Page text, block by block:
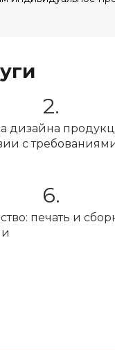
2.
дизайна
с
6.
печать и